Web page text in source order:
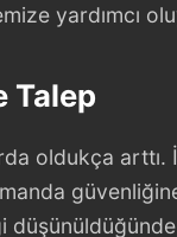
yardımcı
Talep
oldukça